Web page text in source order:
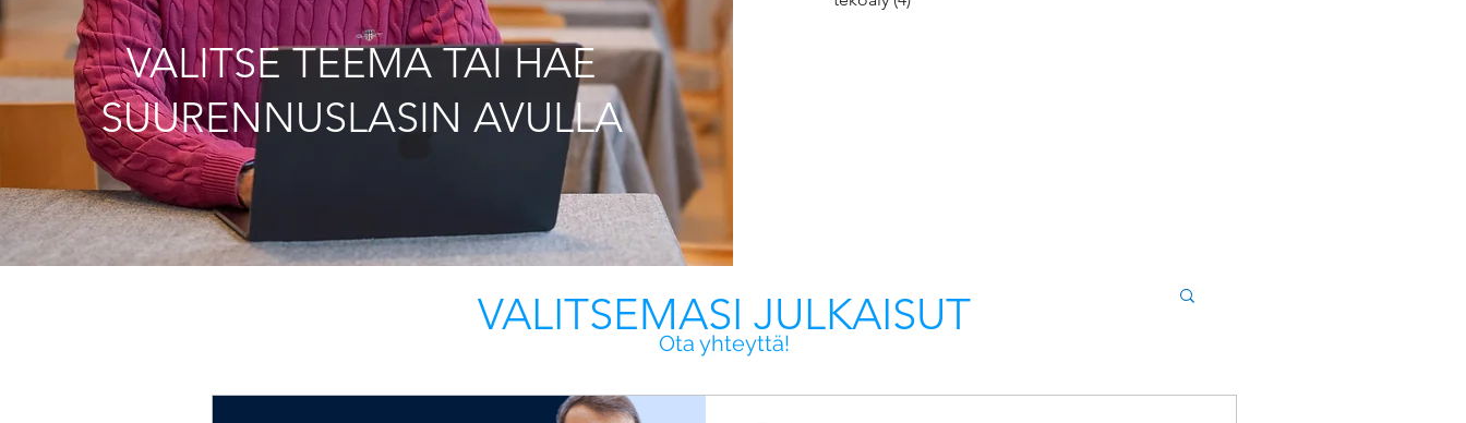
VALITSE TEEMA TAI HAE
SUURENNUSLASIN AVULLA
VALITSEMASI JULKAISUT
Ota yhteyttä!